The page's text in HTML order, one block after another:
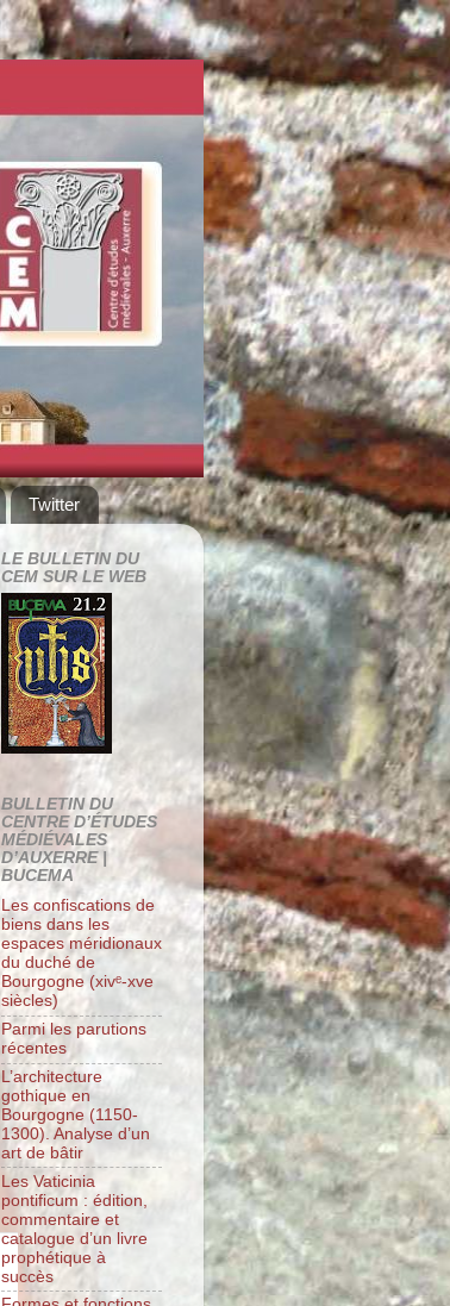
Twitter
LE BULLETIN DU
CEM SUR LE WEB
BULLETIN DU
CENTRE D’ÉTUDES
MÉDIÉVALES
D’AUXERRE |
BUCEMA
Les confiscations de
biens dans les
espaces méridionaux
du duché de
Bourgogne (xivᵉ-xve
siècles)
Parmi les parutions
récentes
L’architecture
gothique en
Bourgogne (1150-
1300). Analyse d’un
art de bâtir
Les Vaticinia
pontificum : édition,
commentaire et
catalogue d’un livre
prophétique à
succès